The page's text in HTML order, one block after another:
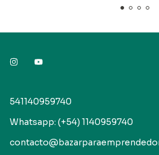
541140959740
Whatsapp: (+54) 1140959740